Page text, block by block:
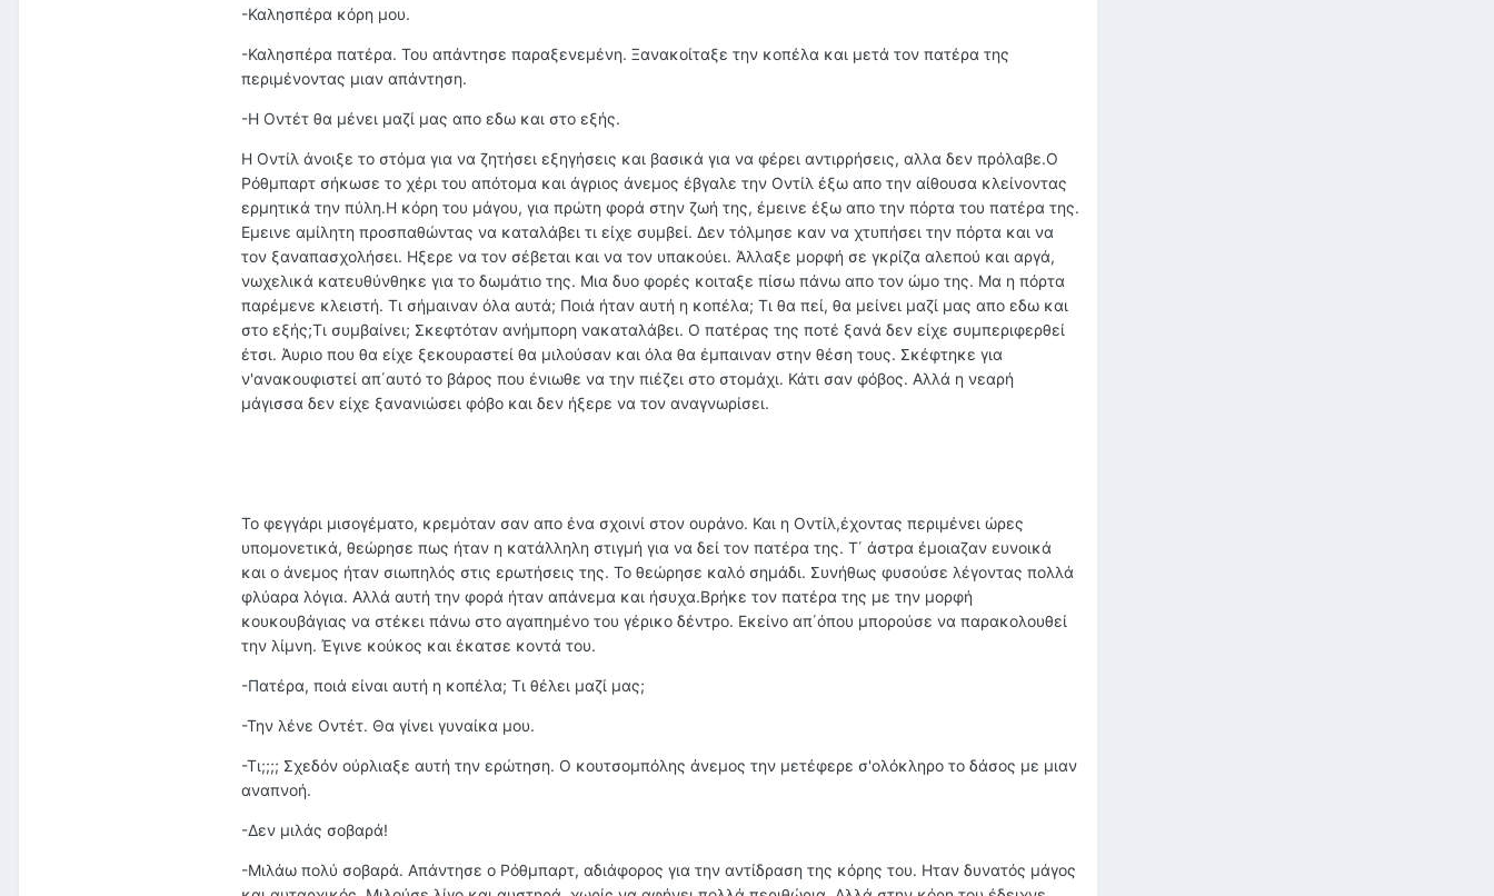
-Καλησπέρα κόρη μου.
-Καλησπέρα πατέρα. Του απάντησε παραξενεμένη. Ξανακοίταξε την κοπέλα και μετά τον πατέρα της
περιμένοντας μιαν απάντηση.
-Η Οντέτ θα μένει μαζί μας απο εδω και στο εξής.
Η Οντίλ άνοιξε το στόμα για να ζητήσει εξηγήσεις και βασικά για να φέρει αντιρρήσεις, αλλα δεν πρόλαβε.Ο
Ρόθμπαρτ σήκωσε το χέρι του απότομα και άγριος άνεμος έβγαλε την Οντίλ έξω απο την αίθουσα κλείνοντας
ερμητικά την πύλη.Η κόρη του μάγου, για πρώτη φορά στην ζωή της, έμεινε έξω απο την πόρτα του πατέρα της.
Εμεινε αμίλητη προσπαθώντας να καταλάβει τι είχε συμβεί. Δεν τόλμησε καν να χτυπήσει την πόρτα και να
τον ξαναπασχολήσει. Ηξερε να τον σέβεται και να τον υπακούει. Άλλαξε μορφή σε γκρίζα αλεπού και αργά,
νωχελικά κατευθύνθηκε για το δωμάτιο της. Μια δυο φορές κοιταξε πίσω πάνω απο τον ώμο της. Μα η πόρτα
παρέμενε κλειστή. Τι σήμαιναν όλα αυτά; Ποιά ήταν αυτή η κοπέλα; Τι θα πεί, θα μείνει μαζί μας απο εδω και
στο εξής;Τι συμβαίνει; Σκεφτόταν ανήμπορη νακαταλάβει. Ο πατέρας της ποτέ ξανά δεν είχε συμπεριφερθεί
έτσι. Άυριο που θα είχε ξεκουραστεί θα μιλούσαν και όλα θα έμπαιναν στην θέση τους. Σκέφτηκε για
ν'ανακουφιστεί απ΄αυτό το βάρος που ένιωθε να την πιέζει στο στομάχι. Κάτι σαν φόβος. Αλλά η νεαρή
μάγισσα δεν είχε ξανανιώσει φόβο και δεν ήξερε να τον αναγνωρίσει.
Το φεγγάρι μισογέματο, κρεμόταν σαν απο ένα σχοινί στον ουράνο. Και η Οντίλ,έχοντας περιμένει ώρες
υπομονετικά, θεώρησε πως ήταν η κατάλληλη στιγμή για να δεί τον πατέρα της. Τ΄ άστρα έμοιαζαν ευνοικά
και ο άνεμος ήταν σιωπηλός στις ερωτήσεις της. Το θεώρησε καλό σημάδι. Συνήθως φυσούσε λέγοντας πολλά
φλύαρα λόγια. Αλλά αυτή την φορά ήταν απάνεμα και ήσυχα.Βρήκε τον πατέρα της με την μορφή
κουκουβάγιας να στέκει πάνω στο αγαπημένο του γέρικο δέντρο. Εκείνο απ΄όπου μπορούσε να παρακολουθεί
την λίμνη. Έγινε κούκος και έκατσε κοντά του.
-Πατέρα, ποιά είναι αυτή η κοπέλα; Τι θέλει μαζί μας;
-Την λένε Οντέτ. Θα γίνει γυναίκα μου.
-Τι;;;; Σχεδόν ούρλιαξε αυτή την ερώτηση. Ο κουτσομπόλης άνεμος την μετέφερε σ'ολόκληρο το δάσος με μιαν
αναπνοή.
-Δεν μιλάς σοβαρά!
-Μιλάω πολύ σοβαρά. Απάντησε ο Ρόθμπαρτ, αδιάφορος για την αντίδραση της κόρης του. Ηταν δυνατός μάγος